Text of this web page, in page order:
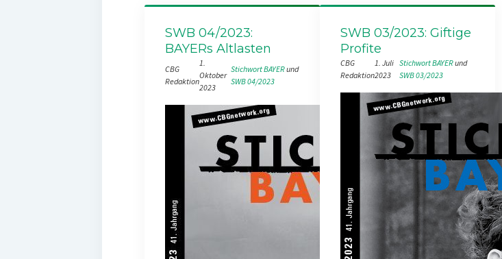
SWB 04/2023:
BAYERs Altlasten
CBG
Redaktion
1.
Oktober
2023
Stichwort BAYER
und
SWB 04/2023
SWB 03/2023: Giftige
Profite
CBG
Redaktion
1. Juli
2023
Stichwort BAYER
und
SWB 03/2023